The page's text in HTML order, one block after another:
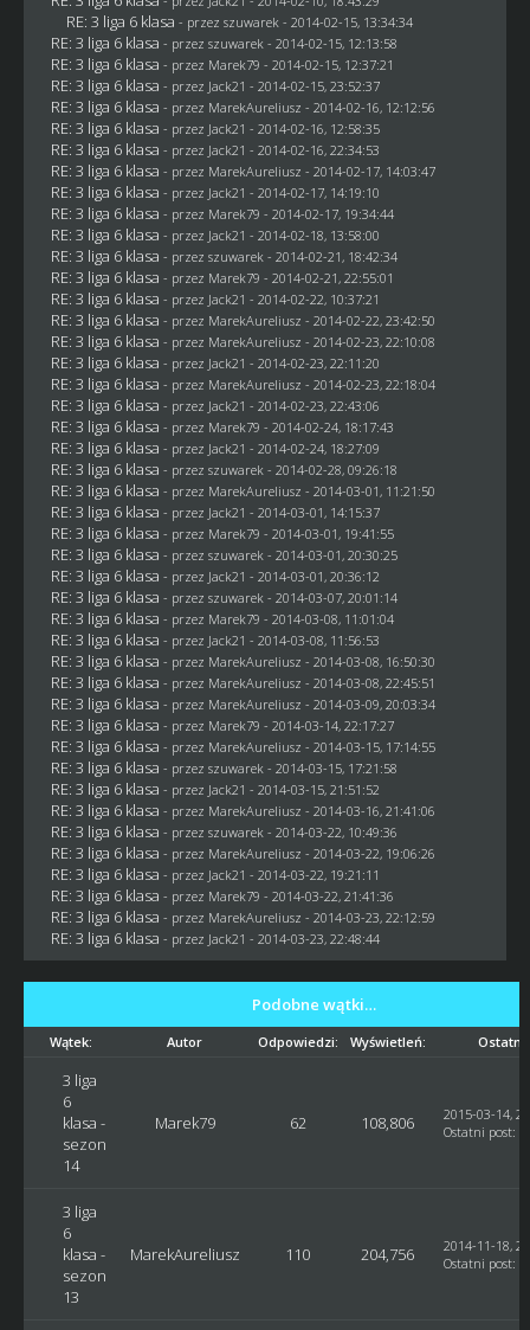
RE: 3 liga 6 klasa - przez szuwarek - 2014-02-15, 13:34:34
RE: 3 liga 6 klasa - przez szuwarek - 2014-02-15, 12:13:58
RE: 3 liga 6 klasa - przez Marek79 - 2014-02-15, 12:37:21
RE: 3 liga 6 klasa - przez Jack21 - 2014-02-15, 23:52:37
RE: 3 liga 6 klasa - przez MarekAureliusz - 2014-02-16, 12:12:56
RE: 3 liga 6 klasa - przez Jack21 - 2014-02-16, 12:58:35
RE: 3 liga 6 klasa - przez Jack21 - 2014-02-16, 22:34:53
RE: 3 liga 6 klasa - przez MarekAureliusz - 2014-02-17, 14:03:47
RE: 3 liga 6 klasa - przez Jack21 - 2014-02-17, 14:19:10
RE: 3 liga 6 klasa - przez Marek79 - 2014-02-17, 19:34:44
RE: 3 liga 6 klasa - przez Jack21 - 2014-02-18, 13:58:00
RE: 3 liga 6 klasa - przez szuwarek - 2014-02-21, 18:42:34
RE: 3 liga 6 klasa - przez Marek79 - 2014-02-21, 22:55:01
RE: 3 liga 6 klasa - przez Jack21 - 2014-02-22, 10:37:21
RE: 3 liga 6 klasa - przez MarekAureliusz - 2014-02-22, 23:42:50
RE: 3 liga 6 klasa - przez MarekAureliusz - 2014-02-23, 22:10:08
RE: 3 liga 6 klasa - przez Jack21 - 2014-02-23, 22:11:20
RE: 3 liga 6 klasa - przez MarekAureliusz - 2014-02-23, 22:18:04
RE: 3 liga 6 klasa - przez Jack21 - 2014-02-23, 22:43:06
RE: 3 liga 6 klasa - przez Marek79 - 2014-02-24, 18:17:43
RE: 3 liga 6 klasa - przez Jack21 - 2014-02-24, 18:27:09
RE: 3 liga 6 klasa - przez szuwarek - 2014-02-28, 09:26:18
RE: 3 liga 6 klasa - przez MarekAureliusz - 2014-03-01, 11:21:50
RE: 3 liga 6 klasa - przez Jack21 - 2014-03-01, 14:15:37
RE: 3 liga 6 klasa - przez Marek79 - 2014-03-01, 19:41:55
RE: 3 liga 6 klasa - przez szuwarek - 2014-03-01, 20:30:25
RE: 3 liga 6 klasa - przez Jack21 - 2014-03-01, 20:36:12
RE: 3 liga 6 klasa - przez szuwarek - 2014-03-07, 20:01:14
RE: 3 liga 6 klasa - przez Marek79 - 2014-03-08, 11:01:04
RE: 3 liga 6 klasa - przez Jack21 - 2014-03-08, 11:56:53
RE: 3 liga 6 klasa - przez MarekAureliusz - 2014-03-08, 16:50:30
RE: 3 liga 6 klasa - przez MarekAureliusz - 2014-03-08, 22:45:51
RE: 3 liga 6 klasa - przez MarekAureliusz - 2014-03-09, 20:03:34
RE: 3 liga 6 klasa - przez Marek79 - 2014-03-14, 22:17:27
RE: 3 liga 6 klasa - przez MarekAureliusz - 2014-03-15, 17:14:55
RE: 3 liga 6 klasa - przez szuwarek - 2014-03-15, 17:21:58
RE: 3 liga 6 klasa - przez Jack21 - 2014-03-15, 21:51:52
RE: 3 liga 6 klasa - przez MarekAureliusz - 2014-03-16, 21:41:06
RE: 3 liga 6 klasa - przez szuwarek - 2014-03-22, 10:49:36
RE: 3 liga 6 klasa - przez MarekAureliusz - 2014-03-22, 19:06:26
RE: 3 liga 6 klasa - przez Jack21 - 2014-03-22, 19:21:11
RE: 3 liga 6 klasa - przez Marek79 - 2014-03-22, 21:41:36
RE: 3 liga 6 klasa - przez MarekAureliusz - 2014-03-23, 22:12:59
RE: 3 liga 6 klasa - przez Jack21 - 2014-03-23, 22:48:44
Podobne wątki…
Wątek: Autor Odpowiedzi: Wyświetleń: Ostatni
3 liga
6
klasa -
sezon
14
Marek79 62 108,806
2015-03-14,
Ostatni post:
3 liga
6
klasa -
sezon
13
MarekAureliusz 110 204,756
2014-11-18,
Ostatni post: